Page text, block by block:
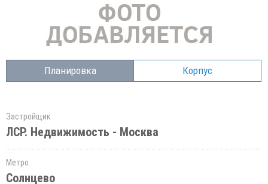
Планировка Корпус
Застройщик
ЛСР. Недвижимость - Москва
Метро
Солнцево